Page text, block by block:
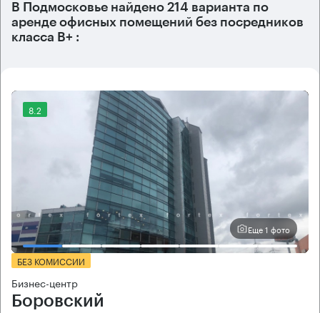
В Подмосковье найдено 214 варианта по
аренде офисных помещений без посредников
класса B+ :
8.2
Еще 1 фото
БЕЗ КОМИССИИ
Бизнес-центр
Боровский